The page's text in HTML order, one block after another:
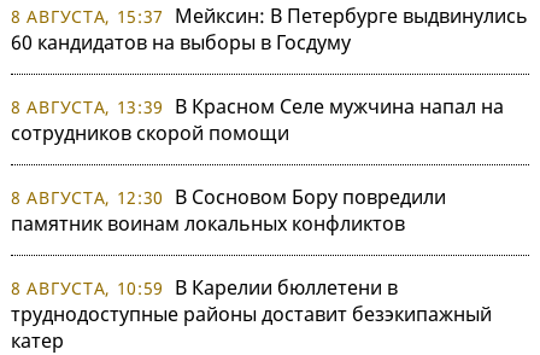
8 АВГУСТА, 15:37
Мейксин: В Петербурге выдвинулись
60 кандидатов на выборы в Госдуму
8 АВГУСТА, 13:39
В Красном Селе мужчина напал на
сотрудников скорой помощи
8 АВГУСТА, 12:30
В Сосновом Бору повредили
памятник воинам локальных конфликтов
8 АВГУСТА, 10:59
В Карелии бюллетени в
труднодоступные районы доставит безэкипажный
катер